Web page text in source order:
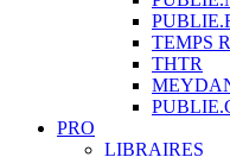
TEMPS
THTR
PRO
LIBRAIRES